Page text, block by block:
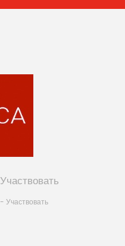
Участвовать
- Участвовать